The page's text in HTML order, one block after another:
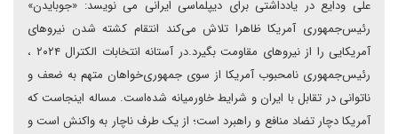
علی ودایع در یادداشتی برای دیپلماسی ایرانی می نویسد: «جوبایدن»
رئیس‌جمهوری آمریکا ظاهرا تلاش می‌کند انتقام کشته شدن نیروهای
آمریکایی را از نیروهای مقاومت بگیرد.در آستانه انتخابات الکترال ۲۰۲۴ ،
رئیس‌جمهوری نامحبوب آمریکا از سوی جمهوری‌خواهان متهم به ضعف و
ناتوانی در تقابل با ایران و شرایط خاورمیانه شده‌است. مساله اینجاست که
آمریکا دچار تضاد منافع و راهبرد است؛ از یک طرف ناچار به واکنش است و